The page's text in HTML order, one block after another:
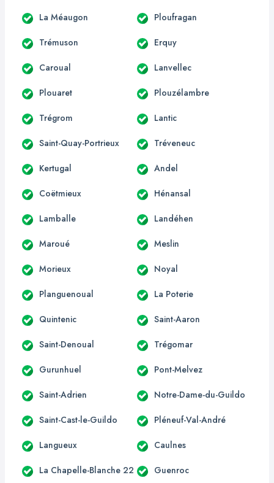
La Méaugon Ploufragan
Trémuson Erquy
Caroual Lanvellec
Plouaret Plouzélambre
Trégrom Lantic
Saint-Quay-Portrieux Tréveneuc
Kertugal Andel
Coëtmieux Hénansal
Lamballe Landéhen
Maroué Meslin
Morieux Noyal
Planguenoual La Poterie
Quintenic Saint-Aaron
Saint-Denoual Trégomar
Gurunhuel Pont-Melvez
Saint-Adrien Notre-Dame-du-Guildo
Saint-Cast-le-Guildo Pléneuf-Val-André
Langueux Caulnes
La Chapelle-Blanche 22 Guenroc